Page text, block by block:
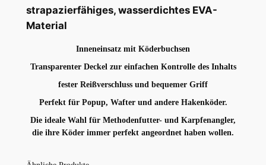
E
v
e
strapazierfähiges, wasserdichtes EVA-
Material
Inneneinsatz mit Köderbuchsen
Transparenter Deckel zur einfachen Kontrolle des Inhalts
fester Reißverschluss und bequemer Griff
Perfekt für Popup, Wafter und andere Hakenköder.
Die ideale Wahl für Methodenfutter- und Karpfenangler,
die ihre Köder immer perfekt angeordnet haben wollen.